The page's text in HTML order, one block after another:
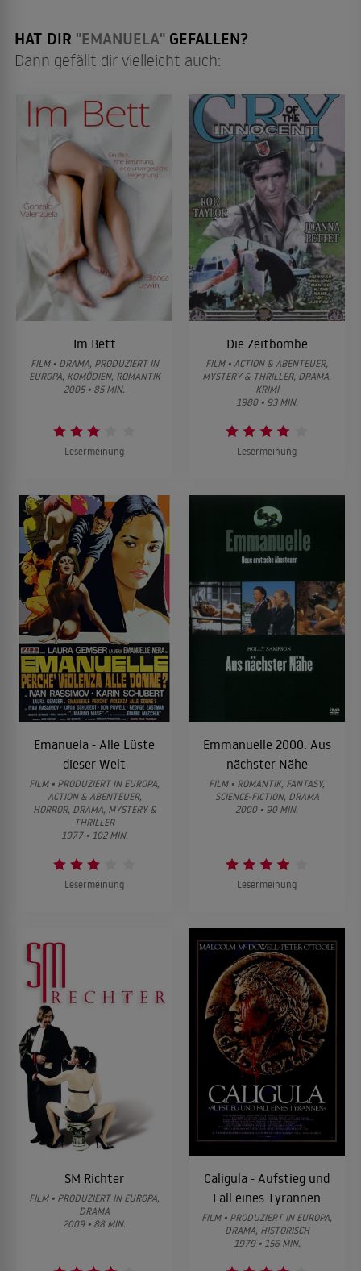
HAT DIR "EMANUELA" GEFALLEN?
Dann gefällt dir vielleicht auch:
Im Bett
FILM • DRAMA, PRODUZIERT IN
EUROPA, KOMÖDIEN, ROMANTIK
2005 • 85 MIN.
Lesermeinung
Die Zeitbombe
FILM • ACTION & ABENTEUER,
MYSTERY & THRILLER, DRAMA,
KRIMI
1980 • 93 MIN.
Lesermeinung
Emanuela - Alle Lüste
dieser Welt
FILM • PRODUZIERT IN EUROPA,
ACTION & ABENTEUER,
HORROR, DRAMA, MYSTERY &
THRILLER
1977 • 102 MIN.
Lesermeinung
Emmanuelle 2000: Aus
nächster Nähe
FILM • ROMANTIK, FANTASY,
SCIENCE-FICTION, DRAMA
2000 • 90 MIN.
Lesermeinung
SM Richter
FILM • PRODUZIERT IN EUROPA,
DRAMA
2009 • 88 MIN.
Caligula - Aufstieg und
Fall eines Tyrannen
FILM • PRODUZIERT IN EUROPA,
DRAMA, HISTORISCH
1979 • 156 MIN.